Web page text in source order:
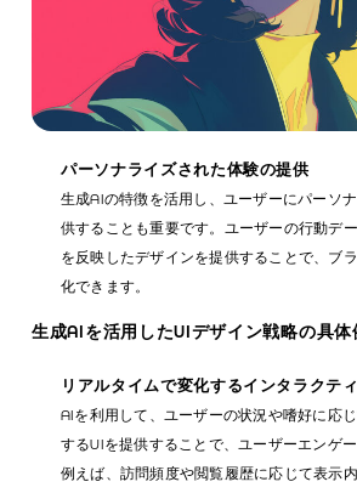
パーソナライズされた体験の提供
生成AIの特徴を活用し、ユーザーにパーソ
供することも重要です。ユーザーの行動デ
を反映したデザインを提供することで、ブ
化できます。
生成AIを活用したUIデザイン戦略の具体
リアルタイムで変化するインタラクテ
AIを利用して、ユーザーの状況や嗜好に応
するUIを提供することで、ユーザーエンゲ
例えば、訪問頻度や閲覧履歴に応じて表示